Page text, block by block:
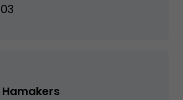
Hamakers